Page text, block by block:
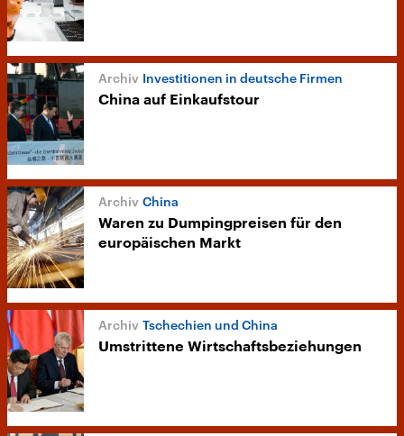
Investitionen in deutsche Firmen
China auf Einkaufstour
China
Waren zu Dumpingpreisen für den
europäischen Markt
Tschechien und China
Umstrittene Wirtschaftsbeziehungen